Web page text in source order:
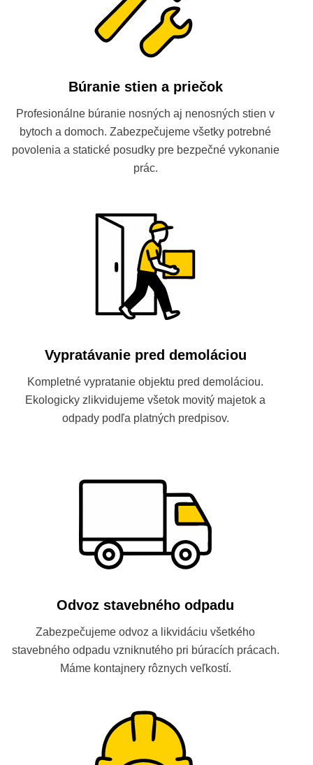
Búranie stien a priečok
Profesionálne búranie nosných aj nenosných stien v
bytoch a domoch. Zabezpečujeme všetky potrebné
povolenia a statické posudky pre bezpečné vykonanie
prác.
Vypratávanie pred demoláciou
Kompletné vypratanie objektu pred demoláciou.
Ekologicky zlikvidujeme všetok movitý majetok a
odpady podľa platných predpisov.
Odvoz stavebného odpadu
Zabezpečujeme odvoz a likvidáciu všetkého
stavebného odpadu vzniknutého pri búracích prácach.
Máme kontajnery rôznych veľkostí.